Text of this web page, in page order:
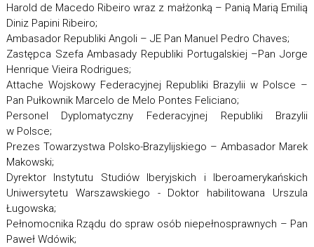
Harold de Macedo Ribeiro wraz z małżonką – Panią Marią Emilią
Diniz Papini Ribeiro;
Ambasador Republiki Angoli – JE Pan Manuel Pedro Chaves;
Zastępca Szefa Ambasady Republiki Portugalskiej –Pan Jorge
Henrique Vieira Rodrigues;
Attache Wojskowy Federacyjnej Republiki Brazylii w Polsce –
Pan Pułkownik Marcelo de Melo Pontes Feliciano;
Personel Dyplomatyczny Federacyjnej Republiki Brazylii
w Polsce;
Prezes Towarzystwa Polsko-Brazylijskiego – Ambasador Marek
Makowski;
Dyrektor Instytutu Studiów Iberyjskich i Iberoamerykańskich
Uniwersytetu Warszawskiego - Doktor habilitowana Urszula
Ługowska;
Pełnomocnika Rządu do spraw osób niepełnosprawnych – Pan
Paweł Wdówik;